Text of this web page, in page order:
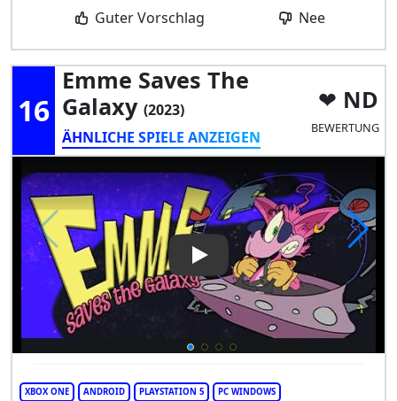
Guter Vorschlag Nee
16
Emme Saves The
Galaxy (2023)
ÄHNLICHE SPIELE ANZEIGEN
ND
BEWERTUNG
Play Video: Emme Saves the
XBOX ONE ANDROID PLAYSTATION 5 PC WINDOWS